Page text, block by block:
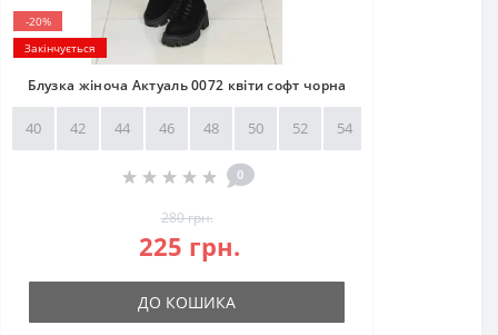
-20%
Закінчується
Блузка жіноча Актуаль 0072 квіти софт чорна
40 42 44 46 48 50 52 54
0
280 грн.
225 грн.
ДО КОШИКА